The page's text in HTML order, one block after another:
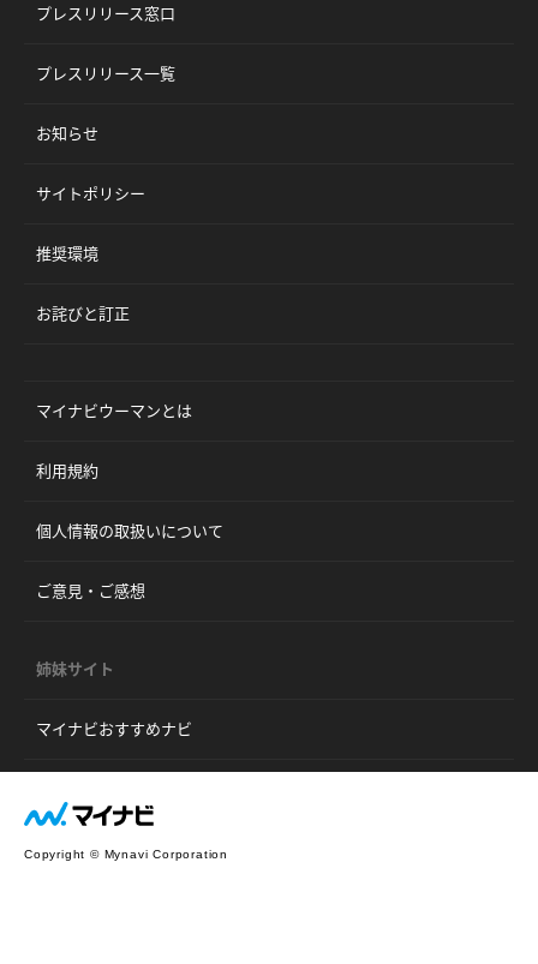
プレスリリース窓口
プレスリリース一覧
お知らせ
サイトポリシー
推奨環境
お詫びと訂正
マイナビウーマンとは
利用規約
個人情報の取扱いについて
ご意見・ご感想
姉妹サイト
マイナビおすすめナビ
Copyright © Mynavi Corporation